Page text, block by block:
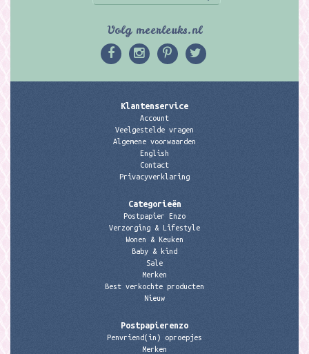
Volg meerleuks.nl
Klantenservice
Account
Veelgestelde vragen
Algemene voorwaarden
English
Contact
Privacyverklaring
Categorieën
Postpapier Enzo
Verzorging & Lifestyle
Wonen & Keuken
Baby & kind
Sale
Merken
Best verkochte producten
Nieuw
Postpapierenzo
Penvriend(in) oproepjes
Merken